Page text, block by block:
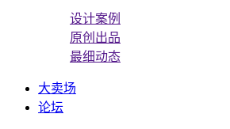
设计案例
原创出品
最细动态
大卖场
论坛